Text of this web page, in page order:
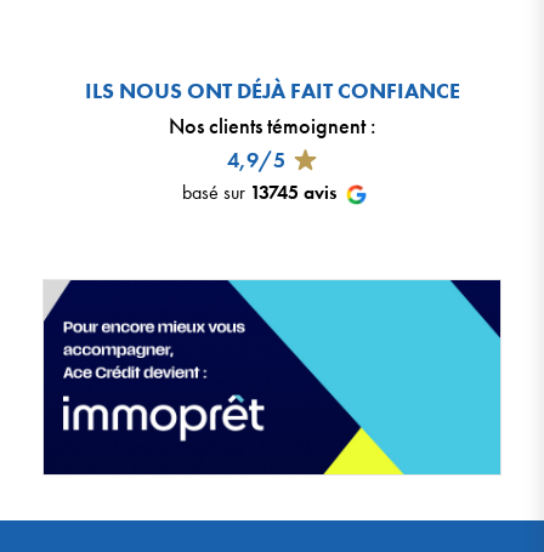
ILS NOUS ONT DÉJÀ FAIT CONFIANCE
Nos clients témoignent:
4,9/5
basé sur 13745 avis